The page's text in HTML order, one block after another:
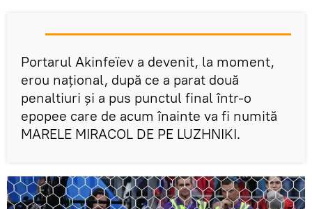
Portarul Akinfeïev a devenit, la moment,
erou național, după ce a parat două
penaltiuri și a pus punctul final într-o
epopee care de acum înainte va fi numită
MARELE MIRACOL DE PE LUZHNIKI.